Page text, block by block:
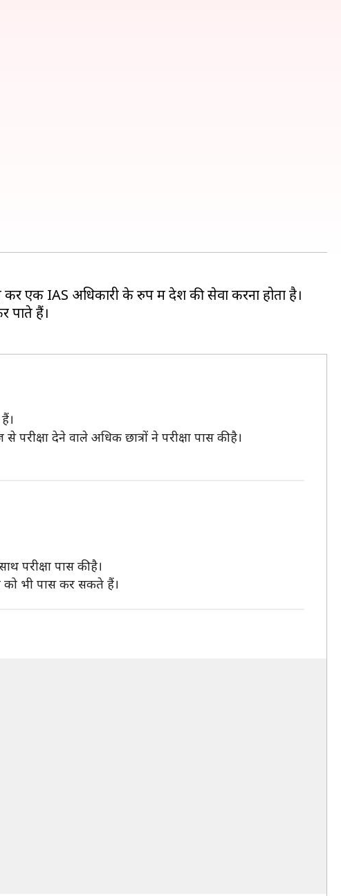
कर एक IAS अधिकारी के रुप में देश की सेवा करना होता है।
पाते हैं।
देने वाले अधिक छात्रों ने परीक्षा पास की है।
पास की है।
को भी पास कर सकते हैं।